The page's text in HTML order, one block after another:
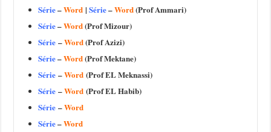
Série–Word |Série–Word(Prof Ammari)
Série–Word(Prof Mizour)
Série –Word(Prof Azizi)
Série–Word(Prof Mektane)
Série –Word (Prof EL Meknassi)
Série –Word (Prof EL Habib)
Série –Word
Série–Word